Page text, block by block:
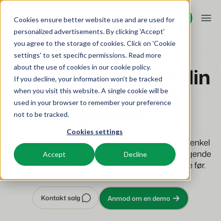
Cookies ensure better website use and are used for
personalized advertisements. By clicking 'Accept'
you agree to the storage of cookies. Click on 'Cookie
settings' to set specific permissions. Read more
about the use of cookies in our cookie policy.
If you decline, your information won’t be tracked
when you visit this website. A single cookie will be
used in your browser to remember your preference
not to be tracked.
Cookies settings
Accept Decline
Request demo
Request demo
Platform
BEX PMS
Reservationssystem
Administrer alle dine backoffice-operationer.
Vis din beholdning på en blanding af kanaler.
App Store
Løsninger
Booking Experts til:
Villaer, bungalows, hytter og træhuse.
Hotelværelser, lejligheder og gæstehuse.
Feriesteder
Resources
Viden
BEX Educate | Pro
Bliv ved med at lære, bliv ved med at lede inden for
fritidsaktiviteter.
BEX Educate | NextGen
Priser
Overview
For Holiday Parks
For Campings
Make the Switch
BEX Online Booking
Gør besøgende på din
hjemmeside til
gæster.
Øg dine direkte bookinger med en lynhurtig og enkel
bookingproces. Vi gør vejen fra nysgerrig besøgende
til bekræftet feriegæst kortere end nogensinde før.
Kontakt salg Anmod om en demo